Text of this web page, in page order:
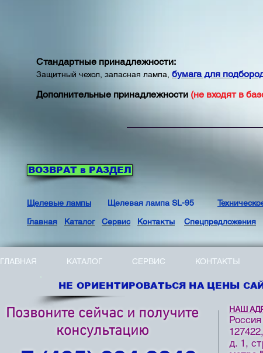
Стандартные принадлежности:
Защитный чехол, запасная лампа, бумага для
Дополнительные принадлежности (не входят в
ВОЗВРАТ в РАЗДЕЛ
Щелевые лампы Щелевая лампа SL-95
Главная
Каталог Сервис Контакты Спецпредложения
ГЛАВНАЯ КАТАЛОГ СЕРВИС КОНТАКТЫ
НЕ ОРИЕНТИРОВАТЬСЯ НА ЦЕНЫ
Позвоните сейчас и получите
консультацию
НАШ
Россия
д. 1,